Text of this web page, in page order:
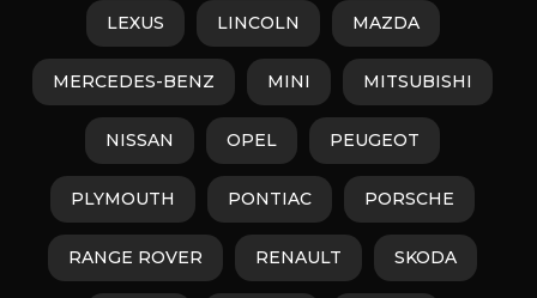
LEXUS LINCOLN MAZDA
MERCEDES-BENZ MINI MITSUBISHI
NISSAN OPEL PEUGEOT
PLYMOUTH PONTIAC PORSCHE
RANGE ROVER RENAULT SKODA